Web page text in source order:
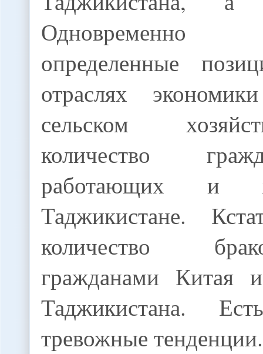
Одновременно
определенные
отраслях
сельском
количество
работающих и
Таджикистане.
количество
гражданами Китая
Таджикистана.
тревожные тенденции.